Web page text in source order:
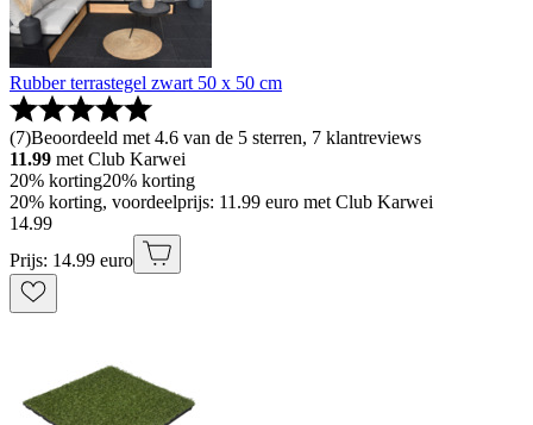
Rubber terrastegel zwart 50 x 50 cm
(7)Beoordeeld met 4.6 van de 5 sterren, 7 klantreviews
11.99 met Club Karwei
20% korting20% korting
20% korting, voordeelprijs: 11.99 euro met Club Karwei
14.99
Prijs: 14.99 euro